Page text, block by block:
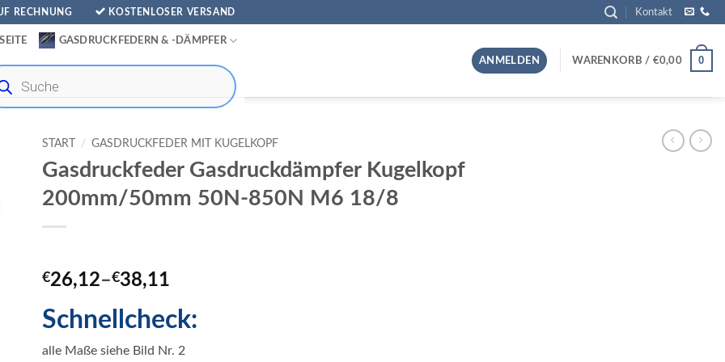
RECHNUNG KOSTENLOSER VERSAND Kontakt
GASDRUCKFEDERN & -DÄMPFER
ANMELDEN WARENKORB / €0,00 0
START / GASDRUCKFEDER MIT KUGELKOPF
Gasdruckfeder Gasdruckdämpfer Kugelkopf
200mm/50mm 50N-850N M6 18/8
€26,12–€38,11
Schnellcheck:
alle Maße siehe Bild Nr. 2